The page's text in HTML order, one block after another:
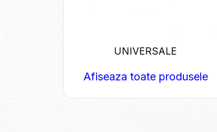
UNIVERSALE
Afiseaza toate produsele